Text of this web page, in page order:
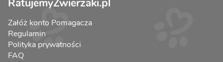
RatujemyZwierzaki.pl
Załóż konto Pomagacza
Regulamin
Polityka prywatności
FAQ